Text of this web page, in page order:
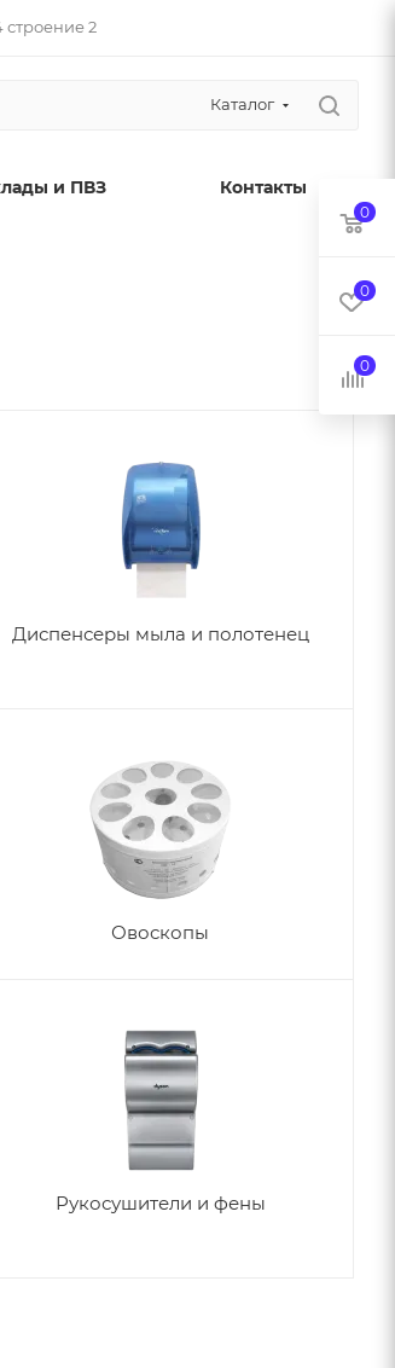
строение 2
Каталог
и ПВЗ Контакты
Диспенсеры мыла и полотенец
Овоскопы
Рукосушители и фены
0
0
0